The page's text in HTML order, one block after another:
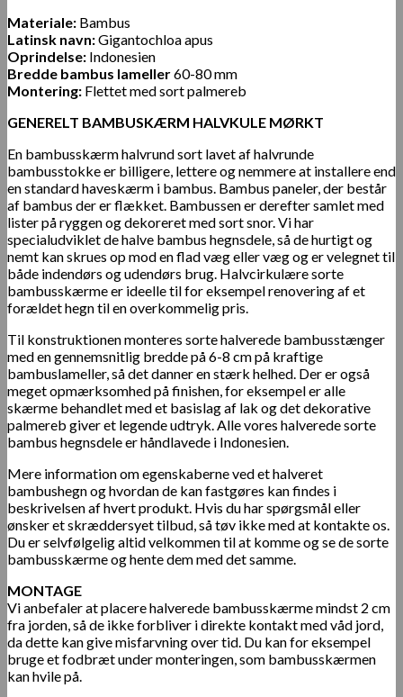
Materiale: Bambus
Latinsk navn:Gigantochloa apus
Oprindelse: Indonesien
Bredde bambus lameller60-80 mm
Montering: Flettet med sort palmereb
GENERELT BAMBUSKÆRM HALVKULE MØRKT
En bambusskærm halvrund sort lavet af halvrunde
bambusstokke er billigere, lettere og nemmere at installere end
en standard haveskærm i bambus. Bambus paneler, der består
af bambus der er flækket. Bambussen er derefter samlet med
lister på ryggen og dekoreret med sort snor. Vi har
specialudviklet de halve bambus hegnsdele, så de hurtigt og
nemt kan skrues op mod en flad væg eller væg og er velegnet til
både indendørs og udendørs brug. Halvcirkulære sorte
bambusskærme er ideelle til for eksempel renovering af et
forældet hegn til en overkommelig pris.
Til konstruktionen monteres sorte halverede bambusstænger
med en gennemsnitlig bredde på 6-8 cm på kraftige
bambuslameller, så det danner en stærk helhed. Der er også
meget opmærksomhed på finishen, for eksempel er alle
skærme behandlet med et basislag af lak og det dekorative
palmereb giver et legende udtryk. Alle vores halverede sorte
bambus hegnsdele er håndlavede i Indonesien.
Mere information om egenskaberne ved et halveret
bambushegn og hvordan de kan fastgøres kan findes i
beskrivelsen af ​​hvert produkt. Hvis du har spørgsmål eller
ønsker et skræddersyet tilbud, så tøv ikke med at kontakte os.
Du er selvfølgelig altid velkommen til at komme og se de sorte
bambusskærme og hente dem med det samme.
MONTAGE
Vi anbefaler at placere halverede bambusskærme mindst 2 cm
fra jorden, så de ikke forbliver i direkte kontakt med våd jord,
da dette kan give misfarvning over tid. Du kan for eksempel
bruge et fodbræt under monteringen, som bambusskærmen
kan hvile på.